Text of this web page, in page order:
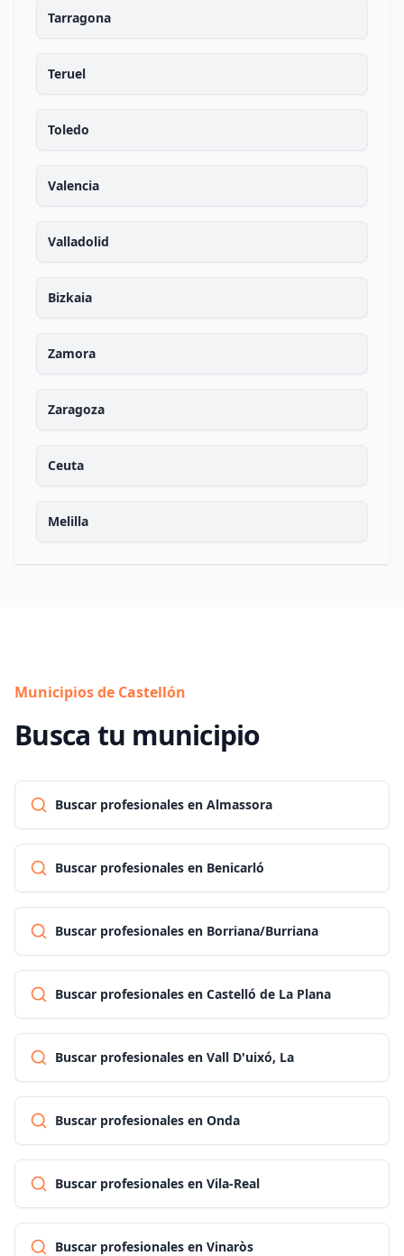
Tarragona
Teruel
Toledo
Valencia
Valladolid
Bizkaia
Zamora
Zaragoza
Ceuta
Melilla
Municipios de Castellón
Busca tu municipio
Buscar profesionales en Almassora
Buscar profesionales en Benicarló
Buscar profesionales en Borriana/Burriana
Buscar profesionales en Castelló de La Plana
Buscar profesionales en Vall D'uixó, La
Buscar profesionales en Onda
Buscar profesionales en Vila-Real
Buscar profesionales en Vinaròs